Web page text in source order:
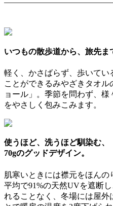
いつもの散歩道から、旅先ま
軽く、かさばらず、歩いてい
ことができるみやざきタオ
ョール」。季節を問わず、
をやさしく包みこみます。
使うほど、洗うほど馴染む、
70gのグッドデザイン。
肌寒いときには襟元をほん
平均で91%の天然UVを遮断
れることなく、冬場には屋外